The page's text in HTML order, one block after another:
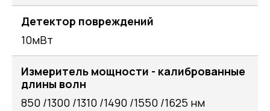
Детектор повреждений
10мВт
Измеритель мощности - калиброванные
длины волн
850 /1300 /1310 /1490 /1550 /1625 нм